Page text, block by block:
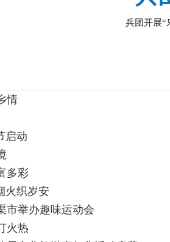
兵团开展“
情
启动
多彩
火织岁安
市举办趣味运动会
火热